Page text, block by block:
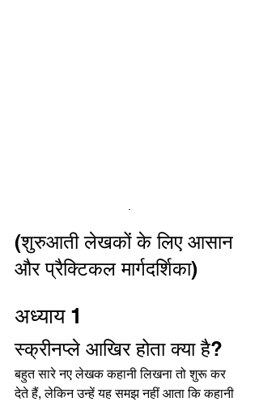
(शुरुआती लेखकों के लिए आसान
और प्रैक्टिकल मार्गदर्शिका)
अध्याय 1
स्क्रीनप्ले आखिर होता क्या है?
बहुत सारे नए लेखक कहानी लिखना तो शुरू कर
देते हैं, लेकिन उन्हें यह समझ नहीं आता कि कहानी